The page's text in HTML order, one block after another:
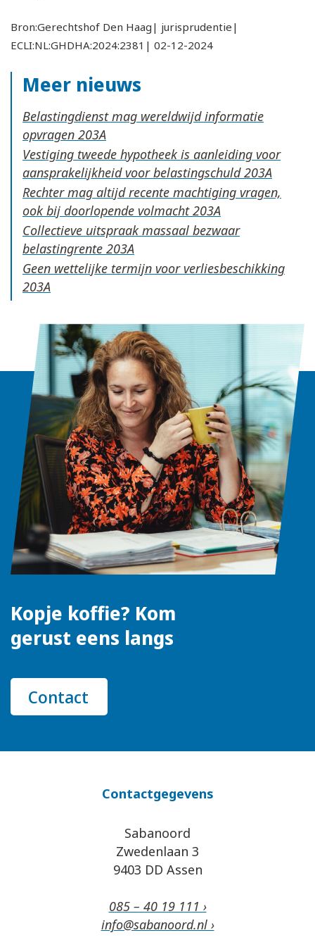
Bron:Gerechtshof Den Haag| jurisprudentie|
ECLI:NL:GHDHA:2024:2381| 02-12-2024
Meer nieuws
Belastingdienst mag wereldwijd informatie
opvragen
Vestiging tweede hypotheek is aanleiding voor
aansprakelijkheid voor belastingschuld
Rechter mag altijd recente machtiging vragen,
ook bij doorlopende volmacht
Collectieve uitspraak massaal bezwaar
belastingrente
Geen wettelijke termijn voor verliesbeschikking
Kopje koffie? Kom
gerust eens langs
Contact
Contactgegevens
Sabanoord
Zwedenlaan 3
9403 DD Assen
085 – 40 19 111 ›
info@sabanoord.nl ›